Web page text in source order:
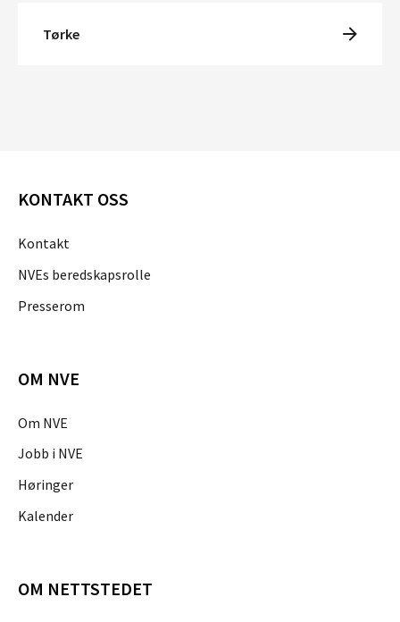
Tørke
KONTAKT OSS
Kontakt
NVEs beredskapsrolle
Presserom
OM NVE
Om NVE
Jobb i NVE
Høringer
Kalender
OM NETTSTEDET